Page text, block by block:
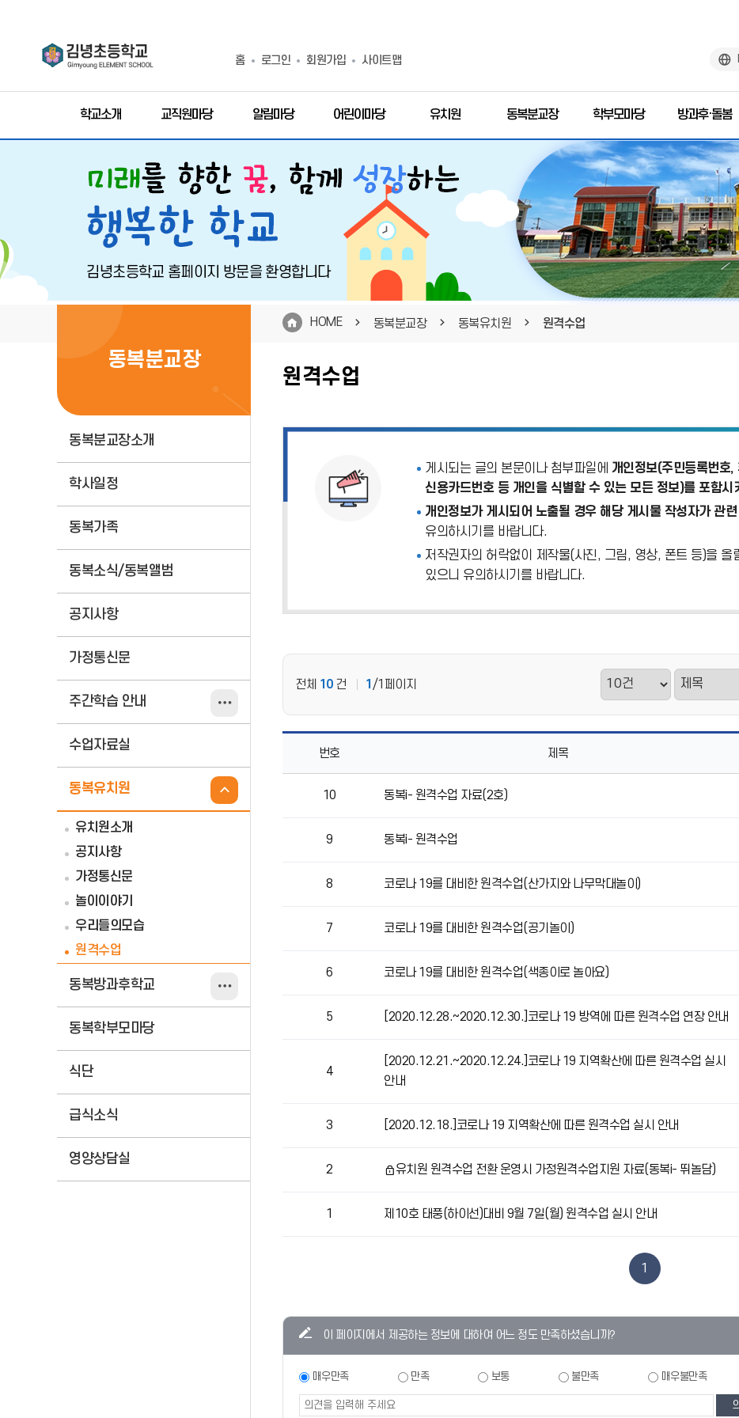
홈 로그인 회원가입 사이트맵
학교소개 교직원마당 알림마당 어린이마당 유치원 동복분교장 학부모마당 방과후·돌봄
동복분교장
동복분교장소개
학사일정
동복가족
동복소식/동복앨범
공지사항
가정통신문
주간학습 안내
수업자료실
동복유치원
유치원소개
공지사항
가정통신문
놀이이야기
우리들의모습
원격수업
동복방과후학교
동복학부모마당
식단
급식소식
영양상담실
HOME 동복분교장 동복유치원 원격수업
원격수업
게시되는 글의 본문이나 첨부파일에 개인정보(주민등록번호
신용카드번호 등 개인을 식별할 수 있는 모든 정보)를 포함시
개인정보가 게시되어 노출될 경우 해당 게시물 작성자가 관
유의하시기를 바랍니다.
저작권자의 허락없이 제작물(사진, 그림, 영상, 폰트 등)을
있으니 유의하시기를 바랍니다.
전체 10 건 1 /1페이지
번호 제목
10 동복i- 원격수업 자료(2호)
9 동복i- 원격수업
8 코로나 19를 대비한 원격수업(산가지와 나무막대놀이)
7 코로나 19를 대비한 원격수업(공기놀이)
6 코로나 19를 대비한 원격수업(색종이로 놀아요)
5 [2020.12.28.~2020.12.30.]코로나 19 방역에 따른 원격수업 연장 안내
4
[2020.12.21.~2020.12.24.]코로나 19 지역확산에 따른 원격수업 실시
안내
3 [2020.12.18.]코로나 19 지역확산에 따른 원격수업 실시 안내
2
비
글
유치원 원격수업 전환 운영시 가정원격수업지원 자료(동복i- 뛰놀담)
1 제10호 태풍(하이선)대비 9월 7일(월) 원격수업 실시 안내
1
콘텐츠
조사
이 페이지에서 제공하는 정보에 대하여 어느 정도 만족하셨습니까?
만족도
폼
매우만족 만족 보통 불만족 매우불만족